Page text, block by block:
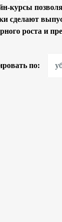
курсы
сделают
роста и
по: